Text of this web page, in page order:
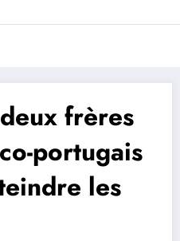
du football
frères
portugais
les